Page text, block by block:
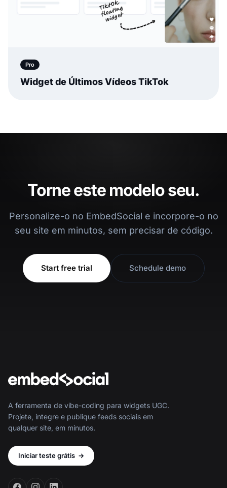
Pro
Widget de Últimos Vídeos TikTok
Torne este modelo seu.
Personalize-o no EmbedSocial e incorpore-o no
seu site em minutos, sem precisar de código.
Start free trial Schedule demo
A ferramenta de vibe-coding para widgets UGC.
Projete, integre e publique feeds sociais em
qualquer site, em minutos.
Iniciar teste grátis →